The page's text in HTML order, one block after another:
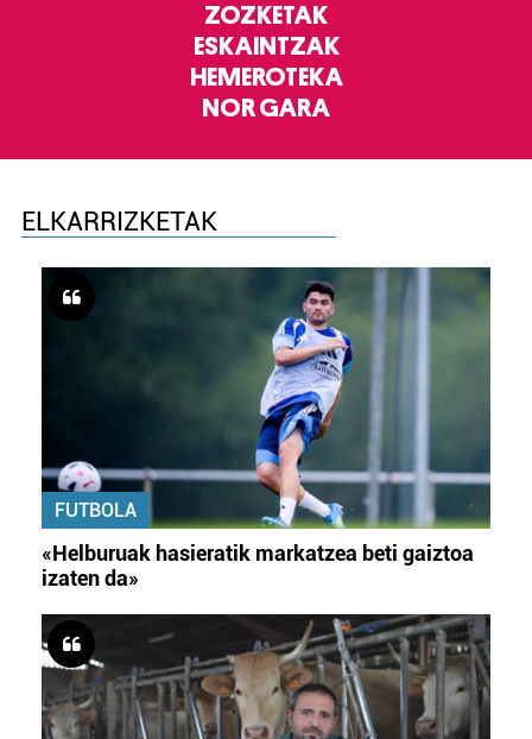
ZOZKETAK
ESKAINTZAK
HEMEROTEKA
NOR GARA
ELKARRIZKETAK
FUTBOLA
«Helburuak hasieratik markatzea beti gaiztoa
izaten da»